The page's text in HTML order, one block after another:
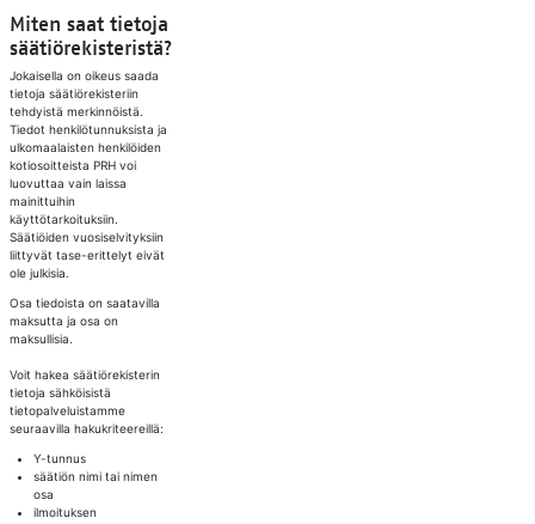
Miten saat tietoja
säätiörekisteristä?
Jokaisella on oikeus saada
tietoja säätiörekisteriin
tehdyistä merkinnöistä.
Tiedot henkilötunnuksista ja
ulkomaalaisten henkilöiden
kotiosoitteista PRH voi
luovuttaa vain laissa
mainittuihin
käyttötarkoituksiin.
Säätiöiden vuosiselvityksiin
liittyvät tase-erittelyt eivät
ole julkisia.
Osa tiedoista on saatavilla
maksutta ja osa on
maksullisia.
Voit hakea säätiörekisterin
tietoja sähköisistä
tietopalveluistamme
seuraavilla hakukriteereillä:
Y-tunnus
säätiön nimi tai nimen
osa
ilmoituksen